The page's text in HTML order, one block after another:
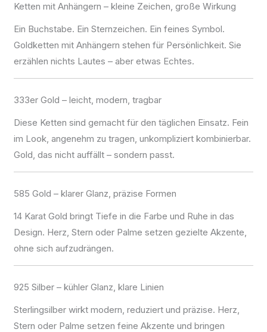
Ketten mit Anhängern – kleine Zeichen, große Wirkung
Ein Buchstabe. Ein Sternzeichen. Ein feines Symbol.
Goldketten mit Anhängern stehen für Persönlichkeit. Sie
erzählen nichts Lautes – aber etwas Echtes.
333er Gold – leicht, modern, tragbar
Diese Ketten sind gemacht für den täglichen Einsatz. Fein
im Look, angenehm zu tragen, unkompliziert kombinierbar.
Gold, das nicht auffällt – sondern passt.
585 Gold – klarer Glanz, präzise Formen
14 Karat Gold bringt Tiefe in die Farbe und Ruhe in das
Design. Herz, Stern oder Palme setzen gezielte Akzente,
ohne sich aufzudrängen.
925 Silber – kühler Glanz, klare Linien
Sterlingsilber wirkt modern, reduziert und präzise. Herz,
Stern oder Palme setzen feine Akzente und bringen